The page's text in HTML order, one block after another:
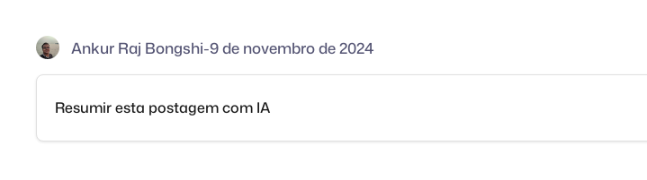
Ankur Raj Bongshi-9 de novembro de 2024
Resumir esta postagem com IA